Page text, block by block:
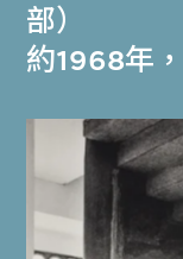
部）
約1968年